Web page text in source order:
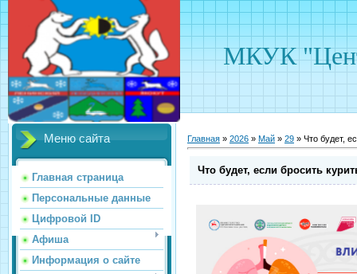
МКУК
Меню сайта
Главная страница
Персональные данные
Цифровой ID
Афиша
Информация о сайте
Главная » 2026 » Май » 29 » Что будет,
Что будет, если бросить